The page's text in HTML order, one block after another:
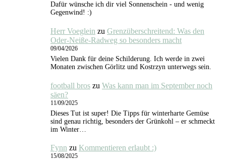
Dafür wünsche ich dir viel Sonnenschein - und wenig
Gegenwind! :)
Herr Voeglein zu Grenzüberschreitend: Was den
Oder-Neiße-Radweg so besonders macht
09/04/2026
Vielen Dank für deine Schilderung. Ich werde in zwei
Monaten zwischen Görlitz und Kostrzyn unterwegs sein.
football bros zu Was kann man im September noch
säen?
11/09/2025
Dieses Tut ist super! Die Tipps für winterharte Gemüse
sind genau richtig, besonders der Grünkohl – er schmeckt
im Winter…
Fynn zu Kommentieren erlaubt :)
15/08/2025